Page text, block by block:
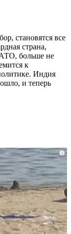
становятся все
страна,
больше не
к
Индия
и теперь
i